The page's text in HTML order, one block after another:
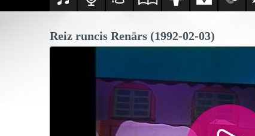
Reiz runcis Renārs (1992-02-03)